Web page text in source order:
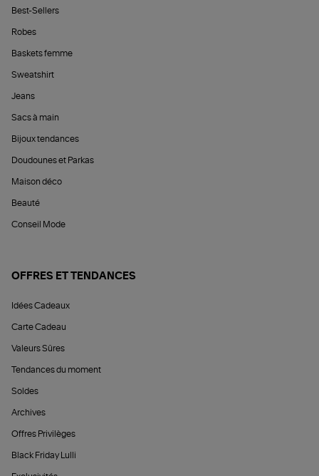
Best-Sellers
Robes
Baskets femme
Sweatshirt
Jeans
Sacs à main
Bijoux tendances
Doudounes et Parkas
Maison déco
Beauté
Conseil Mode
OFFRES ET TENDANCES
Idées Cadeaux
Carte Cadeau
Valeurs Sûres
Tendances du moment
Soldes
Archives
Offres Privilèges
Black Friday Lulli